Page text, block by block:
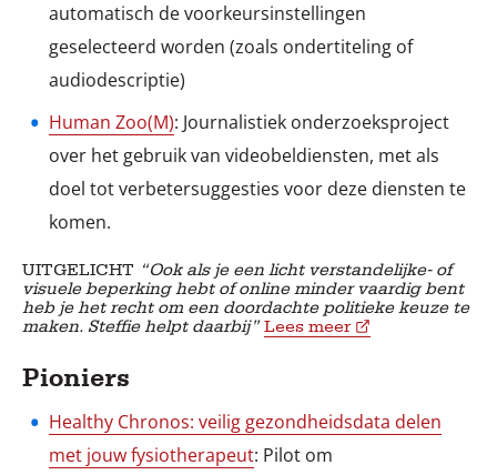
automatisch de voorkeursinstellingen
geselecteerd worden (zoals ondertiteling of
audiodescriptie)
Human Zoo(M): Journalistiek onderzoeksproject
over het gebruik van videobeldiensten, met als
doel tot verbetersuggesties voor deze diensten te
komen.
UITGELICHT “Ook als je een licht verstandelijke- of
visuele beperking hebt of online minder vaardig bent
heb je het recht om een doordachte politieke keuze te
maken. Steffie helpt daarbij”Lees meer
Pioniers
Healthy Chronos: veilig gezondheidsdata delen
met jouw fysiotherapeut: Pilot om